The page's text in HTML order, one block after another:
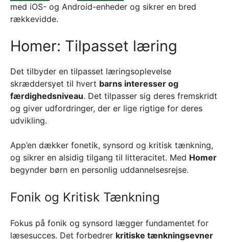
med iOS- og Android-enheder og sikrer en bred
rækkevidde.
Homer: Tilpasset læring
Det tilbyder en tilpasset læringsoplevelse
skræddersyet til hvert barns interesser og
færdighedsniveau. Det tilpasser sig deres fremskridt
og giver udfordringer, der er lige rigtige for deres
udvikling.
App’en dækker fonetik, synsord og kritisk tænkning,
og sikrer en alsidig tilgang til litteracitet. Med Homer
begynder børn en personlig uddannelsesrejse.
Fonik og Kritisk Tænkning
Fokus på fonik og synsord lægger fundamentet for
læsesucces. Det forbedrer kritiske tænkningsevner